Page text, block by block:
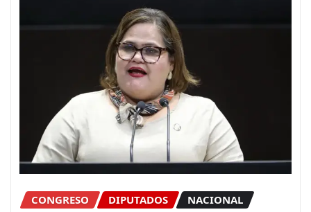
CONGRESO DIPUTADOS NACIONAL